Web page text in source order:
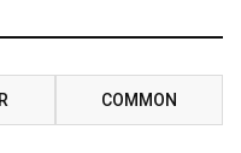
COMMON